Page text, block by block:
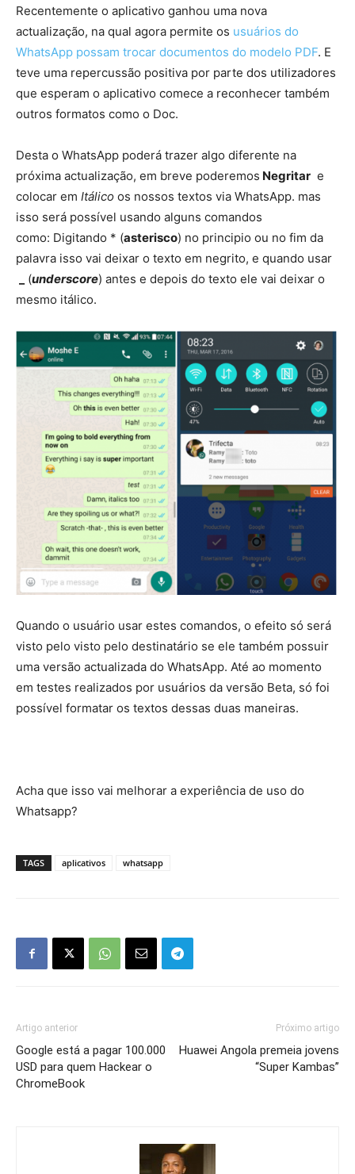
Recentemente o aplicativo ganhou uma nova
actualização, na qual agora permite os usuários do
WhatsApp possam trocar documentos do modelo PDF. E
teve uma repercussão positiva por parte dos utilizadores
que esperam o aplicativo comece a reconhecer também
outros formatos como o Doc.
Desta o WhatsApp poderá trazer algo diferente na
próxima actualização, em breve poderemos Negritar e
colocar em Itálico os nossos textos via WhatsApp. mas
isso será possível usando alguns comandos
como: Digitando * (asterisco) no principio ou no fim da
palavra isso vai deixar o texto em negrito, e quando usar
(underscore) antes e depois do texto ele vai deixar o
mesmo itálico.
Quando o usuário usar estes comandos, o efeito só será
visto pelo visto pelo destinatário se ele também possuir
uma versão actualizada do WhatsApp. Até ao momento
em testes realizados por usuários da versão Beta, só foi
possível formatar os textos dessas duas maneiras.
Acha que isso vai melhorar a experiência de uso do
Whatsapp?
TAGS aplicativos whatsapp
Artigo anterior
Google está a pagar 100.000
USD para quem Hackear o
ChromeBook
Próximo artigo
Huawei Angola premeia jovens
“Super Kambas”